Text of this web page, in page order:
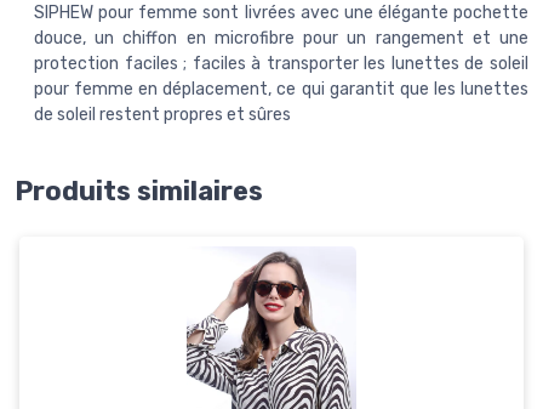
SIPHEW pour femme sont livrées avec une élégante pochette
douce, un chiffon en microfibre pour un rangement et une
protection faciles ; faciles à transporter les lunettes de soleil
pour femme en déplacement, ce qui garantit que les lunettes
de soleil restent propres et sûres
Produits similaires